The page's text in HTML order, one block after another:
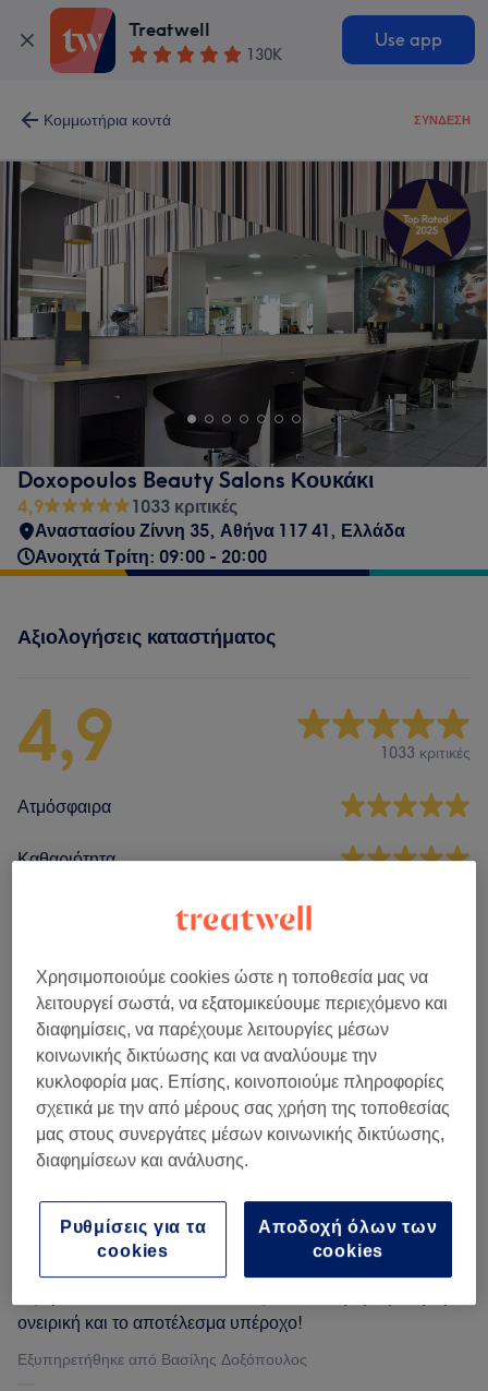
Treatwell
130K
Use app
Κομμωτήρια κοντά ΣΎΝΔΕΣΗ
Doxopoulos Beauty Salons Κουκάκι
4,9
1033 κριτικές
Αναστασίου Ζίννη 35, Αθήνα 117 41, Ελλάδα
Ανοιχτά Τρίτη: 09:00 - 20:00
Αξιολογήσεις καταστήματος
4,9 1033 κριτικές
Ατμόσφαιρα
Καθαριότητα
Φιλτράρισμα κριτικών
Αξιολόγηση Φίλτρα με βάση βαθμολογία
Επαληθευμένες κριτικές
Γραμμένες από τους πελάτες μας, έτσι ώστε να γνωρίζεις
ονειρική και το αποτέλεσμα υπέροχο!
Εξυπηρετήθηκε από Βασίλης Δοξόπουλος
Χρησιμοποιούμε cookies ώστε η τοποθεσία μας να
λειτουργεί σωστά, να εξατομικεύουμε περιεχόμενο και
διαφημίσεις, να παρέχουμε λειτουργίες μέσων
κοινωνικής δικτύωσης και να αναλύουμε την
κυκλοφορία μας. Επίσης, κοινοποιούμε πληροφορίες
σχετικά με την από μέρους σας χρήση της τοποθεσίας
μας στους συνεργάτες μέσων κοινωνικής δικτύωσης,
διαφημίσεων και ανάλυσης.
Αποδοχή όλων των
cookies
Ρυθμίσεις για τα
cookies